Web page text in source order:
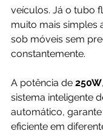
veículos. Já o tubo
muito mais simples
sob móveis sem
constantemente.
A potência de 250W
sistema inteligente
automático,
eficiente em